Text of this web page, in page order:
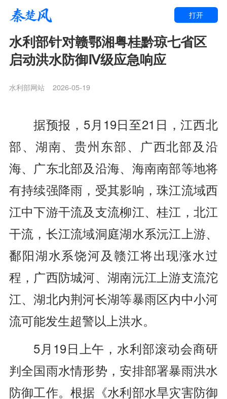
打开
水利部针对赣鄂湘粤桂黔琼七省区
启动洪水防御Ⅳ级应急响应
水利部网站 2026-05-19
据预报，5月19日至21日，江西北
部、湖南、贵州东部、广西北部及沿
海、广东北部及沿海、海南南部等地将
有持续强降雨，受其影响，珠江流域西
江中下游干流及支流柳江、桂江，北江
干流，长江流域洞庭湖水系沅江上游、
鄱阳湖水系饶河及赣江将出现涨水过
程，广西防城河、湖南沅江上游支流沱
江、湖北内荆河长湖等暴雨区内中小河
流可能发生超警以上洪水。
5月19日上午，水利部滚动会商研
判全国雨水情形势，安排部署暴雨洪水
防御工作。根据《水利部水旱灾害防御